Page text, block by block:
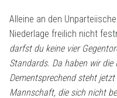
Alleine an den
Niederlage freilich nicht
darfst du keine vier
Standards. Da haben wir die
Dementsprechend steht
Mannschaft, die sich nicht